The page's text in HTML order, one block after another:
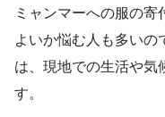
ミャンマーへの服の
よいか悩む人も多いの
は、現地での生活や気
す。